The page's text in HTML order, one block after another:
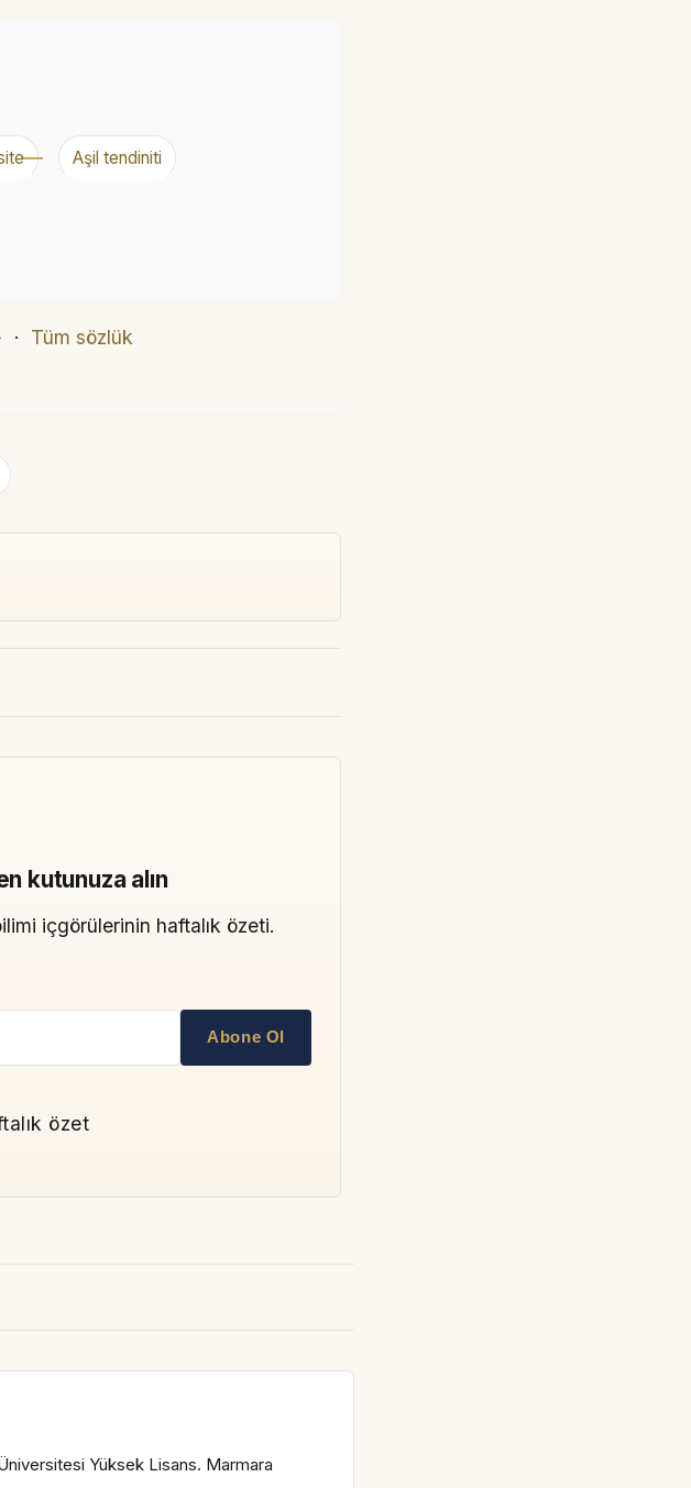
Aşil tendiniti
· Tüm sözlük
kutunuza alın
içgörülerinin haftalık özeti.
Abone Ol
özet
Yüksek Lisans. Marmara